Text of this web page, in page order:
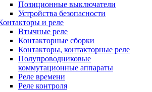
Позиционные выключатели
Устройства безопасности
и реле
Втычные реле
Контакторные сборки
Контакторы, контакторные реле
Полупроводниковые
коммутационные аппараты
Реле времени
Реле контроля